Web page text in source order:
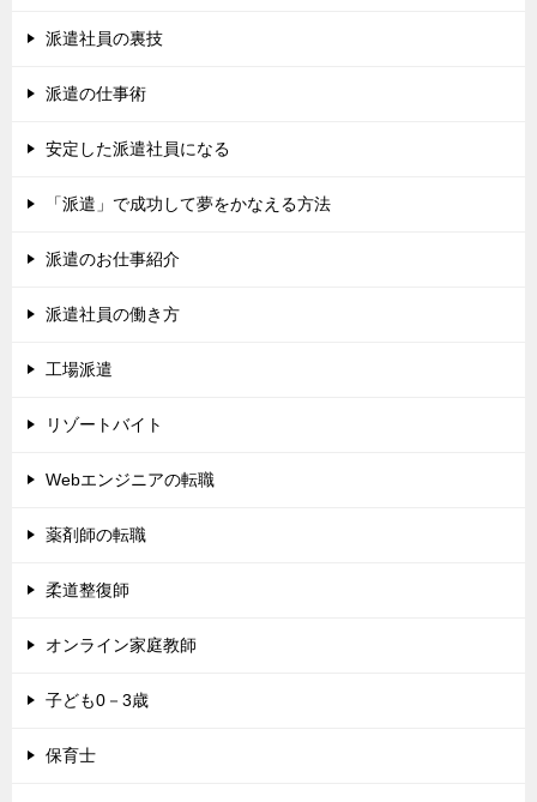
派遣社員の裏技
派遣の仕事術
安定した派遣社員になる
「派遣」で成功して夢をかなえる方法
派遣のお仕事紹介
派遣社員の働き方
工場派遣
リゾートバイト
Webエンジニアの転職
薬剤師の転職
柔道整復師
オンライン家庭教師
子ども0－3歳
保育士